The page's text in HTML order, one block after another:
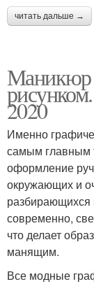
читать дальше →
Маникюр
2020
Именно
самым главным
оформление
окружающих и
современно,
что делает
манящим.
Все модные